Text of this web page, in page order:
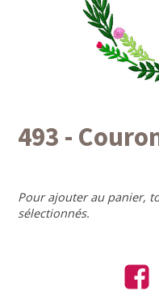
493 -
Pour ajouter au panier,
sélectionnés.